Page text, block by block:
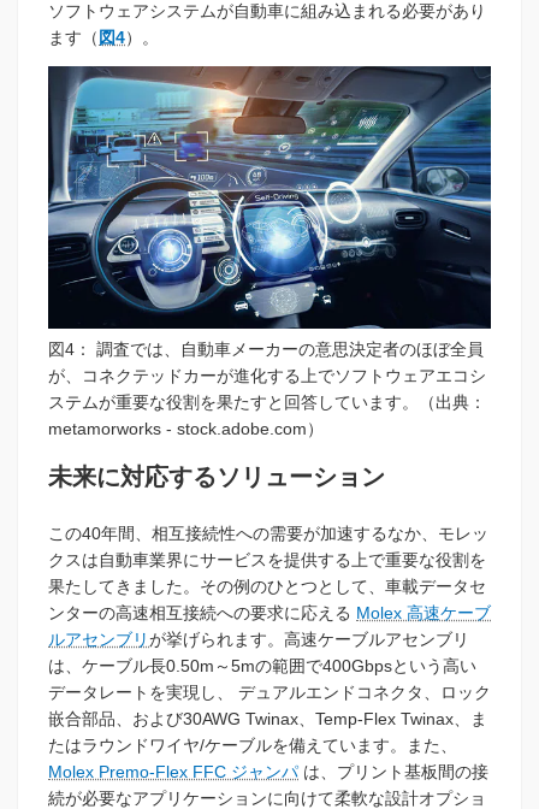
ソフトウェアシステムが自動車に組み込まれる必要があり
ます（ 図4）。
図4： 調査では、自動車メーカーの意思決定者のほぼ全員
が、コネクテッドカーが進化する上でソフトウェアエコシ
ステムが重要な役割を果たすと回答しています。（出典：
metamorworks - stock.adobe.com）
未来に対応するソリューション
この40年間、相互接続性への需要が加速するなか、モレッ
クスは自動車業界にサービスを提供する上で重要な役割を
果たしてきました。その例のひとつとして、車載データセ
ンターの高速相互接続への要求に応える Molex 高速ケーブ
ルアセンブリが挙げられます。高速ケーブルアセンブリ
は、ケーブル長0.50m～5mの範囲で400Gbpsという高い
データレートを実現し、 デュアルエンドコネクタ、ロック
嵌合部品、および30AWG Twinax、Temp-Flex Twinax、ま
たはラウンドワイヤ/ケーブルを備えています。また、
Molex Premo-Flex FFC ジャンパ は、プリント基板間の接
続が必要なアプリケーションに向けて柔軟な設計オプショ